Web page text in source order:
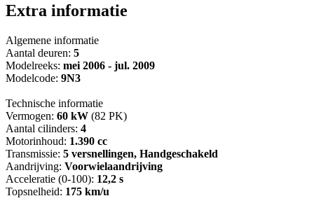
Extra informatie
Algemene informatie
Aantal deuren: 5
Modelreeks: mei 2006 - jul. 2009
Modelcode: 9N3
Technische informatie
Vermogen: 60 kW (82 PK)
Aantal cilinders: 4
Motorinhoud: 1.390 cc
Transmissie: 5 versnellingen, Handgeschakeld
Aandrijving: Voorwielaandrijving
Acceleratie (0-100): 12,2 s
Topsnelheid: 175 km/u